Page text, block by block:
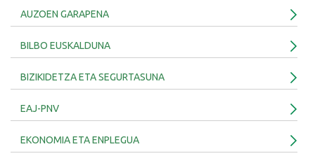
AUZOEN GARAPENA
BILBO EUSKALDUNA
BIZIKIDETZA ETA SEGURTASUNA
EAJ-PNV
EKONOMIA ETA ENPLEGUA